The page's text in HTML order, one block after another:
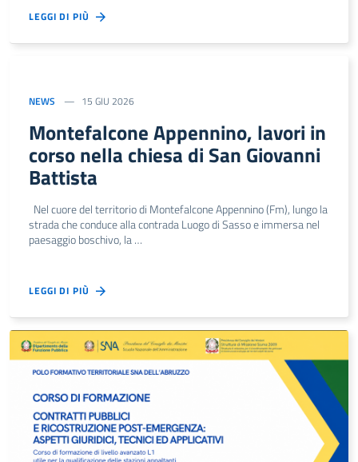
LEGGI DI PIÙ
NEWS 15 GIU 2026
Montefalcone Appennino, lavori in
corso nella chiesa di San Giovanni
Battista
Nel cuore del territorio di Montefalcone Appennino (Fm), lungo la
strada che conduce alla contrada Luogo di Sasso e immersa nel
paesaggio boschivo, la …
LEGGI DI PIÙ